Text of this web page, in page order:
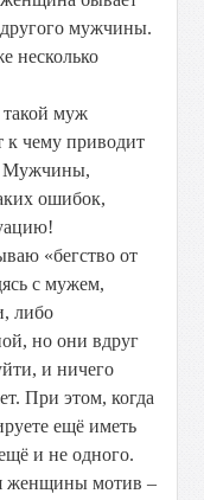
другого мужчины.
несколько
такой муж
к чему приводит
Мужчины,
ошибок,
«бегство от
с мужем,
либо
но они вдруг
и ничего
При этом, когда
ещё иметь
и не одного.
женщины мотив –